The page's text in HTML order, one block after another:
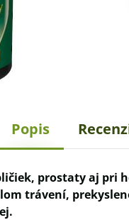
Popis
prostaty aj pri
trávení,